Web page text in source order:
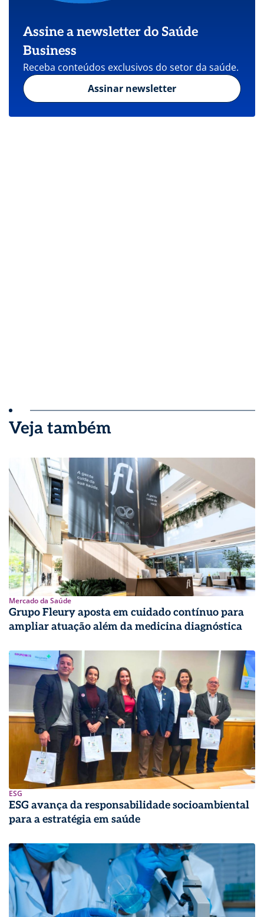
Assine a newsletter do Saúde
Business
Receba conteúdos exclusivos do setor da saúde.
Assinar newsletter
Veja também
Mercado da Saúde
Grupo Fleury aposta em cuidado contínuo para
ampliar atuação além da medicina diagnóstica
ESG
ESG avança da responsabilidade socioambiental
para a estratégia em saúde